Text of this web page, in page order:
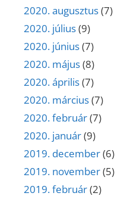
2020. augusztus(7)
2020. július(9)
2020. június(7)
2020. május(8)
2020. április(7)
2020. március(7)
2020. február(7)
2020. január(9)
2019. december(6)
2019. november(5)
2019. február(2)